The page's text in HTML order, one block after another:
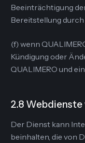
Beeinträchtigung
Bereitstellung durch
(f) wenn
Kündigung oder
QUALIMERO und
2.8
Der Dienst kann
beinhalten, die von